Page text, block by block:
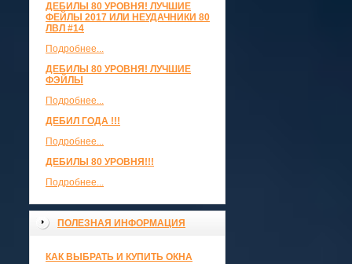
ДЕБИЛЫ 80 УРОВНЯ! ЛУЧШИЕ
ФЕЙЛЫ 2017 ИЛИ НЕУДАЧНИКИ 80
ЛВЛ #14
Подробнее...
ДЕБИЛЫ 80 УРОВНЯ! ЛУЧШИЕ
ФЭЙЛЫ
Подробнее...
ДЕБИЛ ГОДА !!!
Подробнее...
ДЕБИЛЫ 80 УРОВНЯ!!!
Подробнее...
ПОЛЕЗНАЯ ИНФОРМАЦИЯ
КАК ВЫБРАТЬ И КУПИТЬ ОКНА